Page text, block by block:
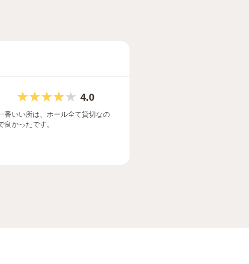
4.0
番いい所は、ホール全て貸切なの
良かったです。